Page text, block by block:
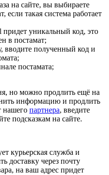
на сайте, вы выбираете
если такая система работает
уникальный код, это
в постамат;
вводите полученный код и
постамата;
но можно продлить ещё на
информацию и продлить
нашего партнера, введите
подсказкам на сайте.
курьерская служба и
доставку через почту
на ваш адрес придет